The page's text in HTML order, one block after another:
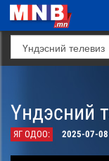
Үндэсний
ЯГ ОДОО: 2025-07-